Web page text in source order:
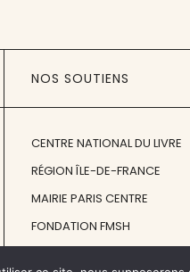
NOS SOUTIENS
CENTRE NATIONAL DU LIVRE
RÉGION ÎLE-DE-FRANCE
MAIRIE PARIS CENTRE
FONDATION FMSH